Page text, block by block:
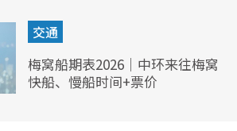
交通
梅窝船期表2026｜中环来往梅窝
快船、慢船时间+票价